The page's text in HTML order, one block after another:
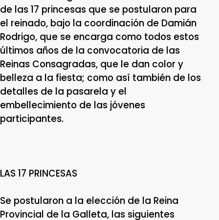
de las 17 princesas que se postularon para
el reinado, bajo la coordinación de Damián
Rodrigo, que se encarga como todos estos
últimos años de la convocatoria de las
Reinas Consagradas, que le dan color y
belleza a la fiesta; como así también de los
detalles de la pasarela y el
embellecimiento de las jóvenes
participantes.
LAS 17 PRINCESAS
Se postularon a la elección de la Reina
Provincial de la Galleta, las siguientes